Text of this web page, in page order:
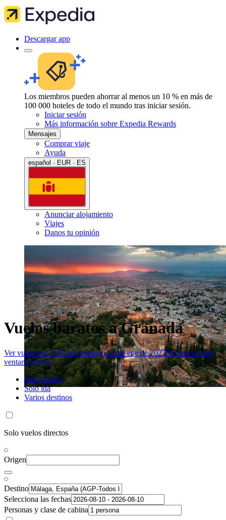
Descargar app
Los miembros pueden ahorrar al menos un 10 % en más de
100 000 hoteles de todo el mundo tras iniciar sesión.
Iniciar sesión
Más información sobre Expedia Rewards
Mensajes
Comprar viaje
Ayuda
español · EUR · ES
Anunciar alojamiento
Viajes
Danos tu opinión
Vuelos baratos a Granada
Ver vuelo por 13 € del domingo 10 de ene de 2027Se abre en una
ventana nueva
Ida y vuelta
Solo ida
Varios destinos
Solo vuelos directos
Origen
Destino
Selecciona las fechas
Personas y clase de cabina